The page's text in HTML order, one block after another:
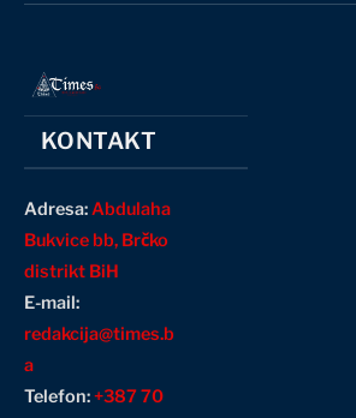
KONTAKT
Adresa:Abdulaha
Bukvice bb, Brčko
distrikt BiH
E-mail:
redakcija@times.b
a
Telefon:+387 70